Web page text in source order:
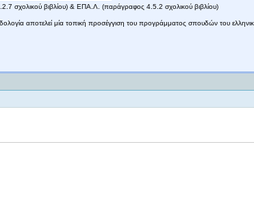
σχολικού βιβλίου) & ΕΠΑ.Λ. (παράγραφος 4.5.2 σχολικού βιβλίου)
αποτελεί μία τοπική προσέγγιση του προγράμματος σπουδών του